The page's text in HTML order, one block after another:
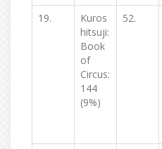
19.
Kuros
hitsuji:
Book
of
Circus:
144
(9%)
52.